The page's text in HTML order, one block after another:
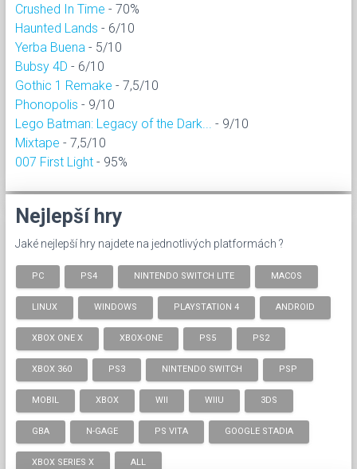
Crushed In Time - 70%
Haunted Lands - 6/10
Yerba Buena - 5/10
Bubsy 4D - 6/10
Gothic 1 Remake - 7,5/10
Phonopolis - 9/10
Lego Batman: Legacy of the Dark...
- 9/10
Mixtape - 7,5/10
007 First Light - 95%
Nejlepší hry
Jaké nejlepší hry najdete na jednotlivých platformách ?
PC PS4 NINTENDO SWITCH LITE MACOS
LINUX WINDOWS PLAYSTATION 4 ANDROID
XBOX ONE X XBOX-ONE PS5 PS2
XBOX 360 PS3 NINTENDO SWITCH PSP
MOBIL XBOX WII WIIU 3DS
GBA N-GAGE PS VITA GOOGLE STADIA
XBOX SERIES X ALL